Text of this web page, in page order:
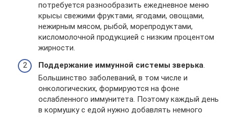
потребуется разнообразить ежедневное меню
крысы свежими фруктами, ягодами, овощами,
нежирным мясом, рыбой, морепродуктами,
кисломолочной продукцией с низким процентом
жирности.
Поддержание иммунной системы зверька
Большинство заболеваний, в том числе и
онкологических, формируются на фоне
ослабленного иммунитета. Поэтому каждый день
в кормушку с едой нужно добавлять немного